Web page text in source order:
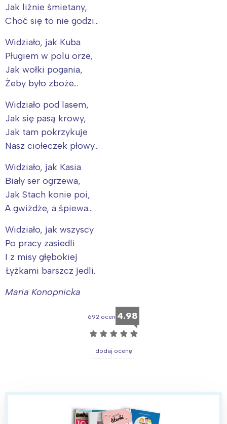
Jak liźnie śmietany,
Choć się to nie godzi…
Widziało, jak Kuba
Pługiem w polu orze,
Jak wołki pogania,
Żeby było zboże…
Widziało pod lasem,
Jak się pasą krowy,
Jak tam pokrzykuje
Nasz ciołeczek płowy…
Widziało, jak Kasia
Biały ser ogrzewa,
Jak Stach konie poi,
A gwiżdże, a śpiewa…
Widziało, jak wszyscy
Po pracy zasiedli
I z misy głębokiej
Łyżkami barszcz jedli.
Maria Konopnicka
692 ocen 4.98
☆ ☆ ☆ ☆ ☆
dodaj ocenę